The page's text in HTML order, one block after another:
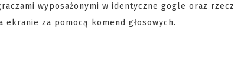
wyposażonymi w identyczne gogle oraz
za pomocą komend głosowych.